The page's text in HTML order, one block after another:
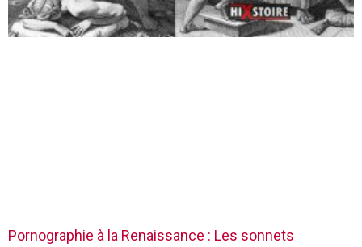
Pornographie à la Renaissance : Les sonnets